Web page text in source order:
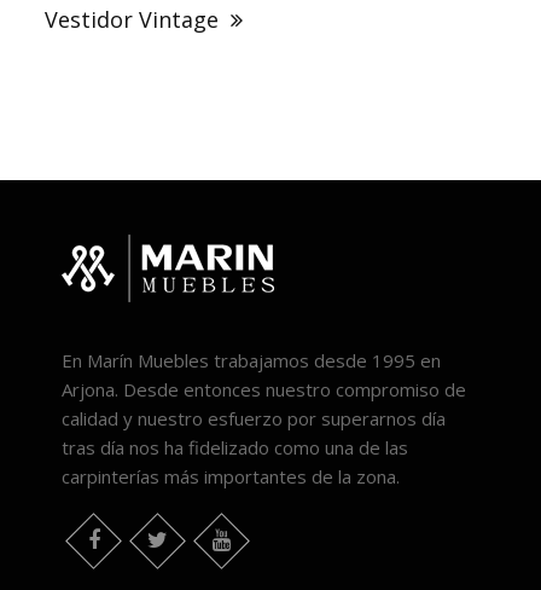
Vestidor Vintage
En Marín Muebles trabajamos desde 1995 en
Arjona. Desde entonces nuestro compromiso de
calidad y nuestro esfuerzo por superarnos día
tras día nos ha fidelizado como una de las
carpinterías más importantes de la zona.